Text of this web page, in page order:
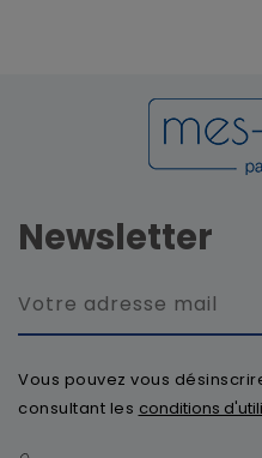
Newsletter
Vous pouvez vous
consultant les conditions